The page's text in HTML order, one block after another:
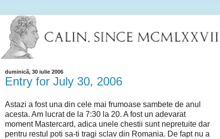
duminică, 30 iulie 2006
Entry for July 30, 2006
Astazi a fost una din cele mai frumoase sambete de anul
acesta. Am lucrat de la 7:30 la 20. A fost un adevarat
moment Mastercard, adica unele chestii sunt nepretuite dar
pentru restul poti sa-ti tragi sclav din Romania. De fapt nu a